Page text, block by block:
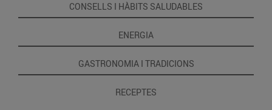
CONSELLS I HÀBITS SALUDABLES
ENERGIA
GASTRONOMIA I TRADICIONS
RECEPTES